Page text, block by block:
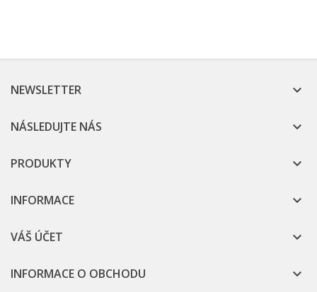
NEWSLETTER 
NÁSLEDUJTE NÁS 
PRODUKTY 
INFORMACE 
VÁŠ ÚČET 
INFORMACE O OBCHODU 